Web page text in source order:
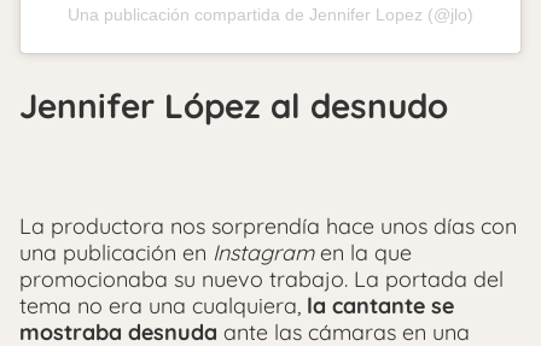
Una publicación compartida de Jennifer Lopez (@jlo)
Jennifer López al desnudo
La productora nos sorprendía hace unos días con
una publicación en Instagramen la que
promocionaba su nuevo trabajo. La portada del
tema no era una cualquiera, la cantante se
mostraba desnuda ante las cámaras en una